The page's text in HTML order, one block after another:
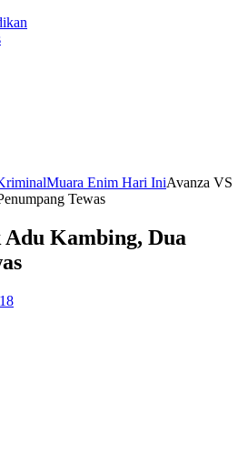
Muara Enim Hari IniAvanza VS
Tewas
Kambing, Dua